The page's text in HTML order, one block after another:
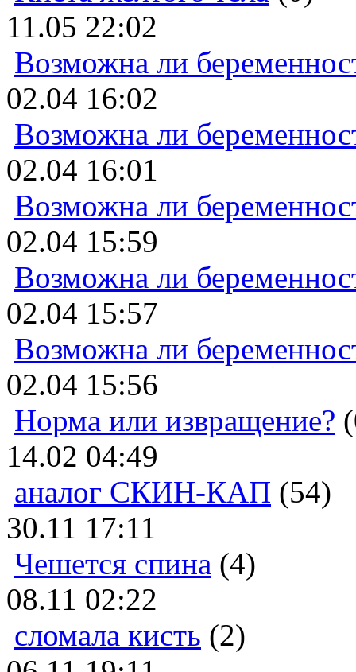
11.05 22:02
Возможна ли
02.04 16:02
Возможна ли
02.04 16:01
Возможна ли
02.04 15:59
Возможна ли
02.04 15:57
Возможна ли
02.04 15:56
Норма или извращение?
14.02 04:49
аналог СКИН-КАП (54)
30.11 17:11
Чешется спина (4)
08.11 02:22
сломала кисть (2)